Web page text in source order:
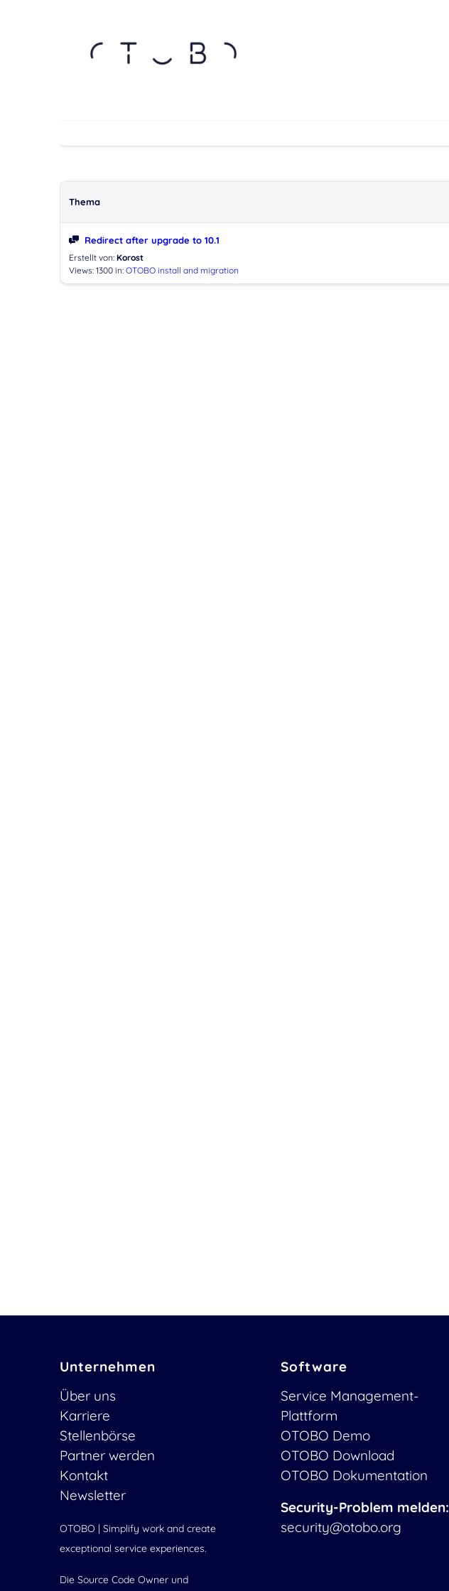
Thema
Redirect after upgrade to 10.1
Erstellt von: Korost
Views: 1300 in: OTOBO install and migration
Unternehmen
Über uns
Karriere
Stellenbörse
Partner werden
Kontakt
Newsletter
OTOBO | Simplify work and create
exceptional service experiences.
Die Source Code Owner und
Software
Service Management-
Plattform
OTOBO Demo
OTOBO Download
OTOBO Dokumentation
Security-Problem melden:
security@otobo.org